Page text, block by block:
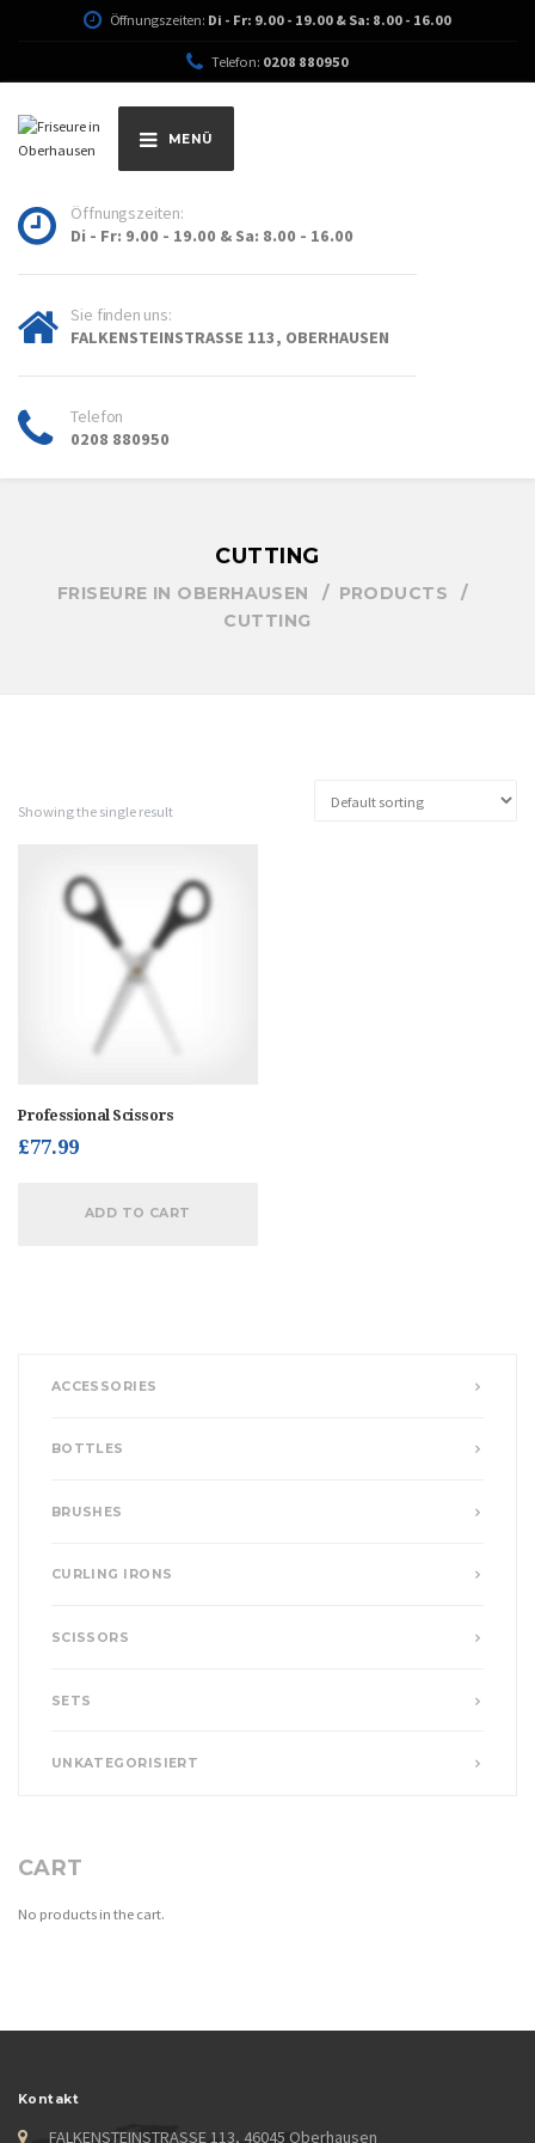
Öffnungszeiten: Di - Fr: 9.00 - 19.00 & Sa: 8.00 - 16.00
Telefon: 0208 880950
MENÜ
Öffnungszeiten:
Di - Fr: 9.00 - 19.00 & Sa: 8.00 - 16.00
Sie finden uns:
FALKENSTEINSTRASSE 113, OBERHAUSEN
Telefon
0208 880950
CUTTING
FRISEURE IN OBERHAUSEN
PRODUCTS
CUTTING
Showing the single result
Professional Scissors
£77.99
ADD TO CART
ACCESSORIES
BOTTLES
BRUSHES
CURLING IRONS
SCISSORS
SETS
UNKATEGORISIERT
CART
No products in the cart.
Kontakt
FALKENSTEINSTRASSE 113, 46045 Oberhausen